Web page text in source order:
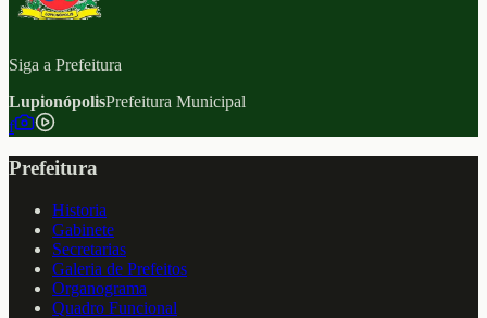
Siga a Prefeitura
LupionópolisPrefeitura Municipal
f
Prefeitura
Historia
Gabinete
Secretarias
Galeria de Prefeitos
Organograma
Quadro Funcional